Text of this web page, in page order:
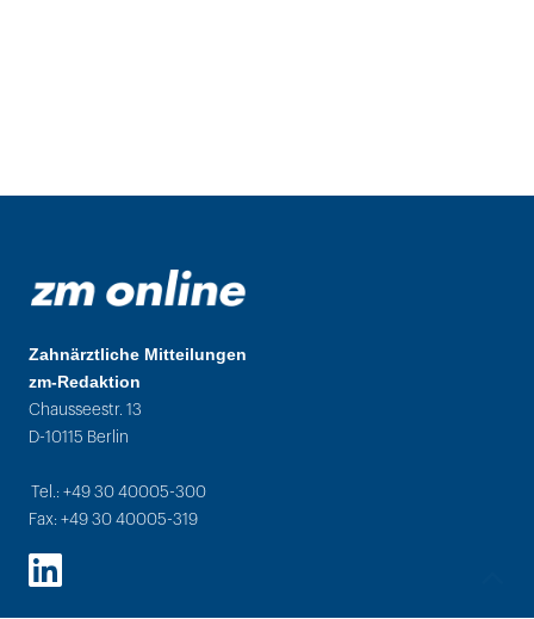
Zahnärztliche Mitteilungen
zm-Redaktion
Chausseestr. 13
D-10115 Berlin
Tel.: +49 30 40005-300
Fax: +49 30 40005-319
LinkedIn